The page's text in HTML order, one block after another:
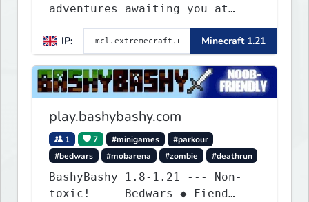
adventures awaiting you at
ExtremeCraft.net! Embark on a
journey through a plethora of
exhilarating game modes,
blending both timeless
classics and innovative new
experiences seamlessly.
IP: Minecraft 1.21
play.bashybashy.com
1 7 #minigames
#parkour
#bedwars
#mobarena #zombie #deathrun
BashyBashy 1.8-1.21 --- Non-
toxic! --- Bedwars ◆ Fiend